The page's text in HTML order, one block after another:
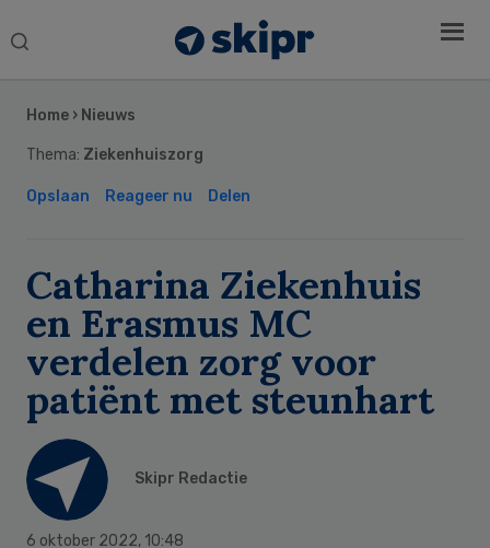
Search
Home › Nieuws
Thema: Ziekenhuiszorg
Opslaan Reageer nu Delen
Catharina Ziekenhuis
en Erasmus MC
verdelen zorg voor
patiënt met steunhart
Skipr Redactie
6 oktober 2022, 10:48
Sidebar